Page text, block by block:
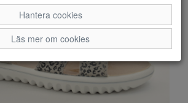
Hantera cookies
Läs mer om cookies